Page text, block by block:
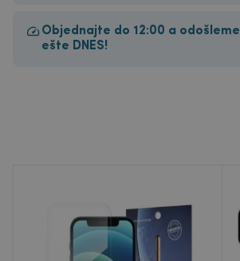
Objednajte do 12:00 a odošleme
ešte DNES!